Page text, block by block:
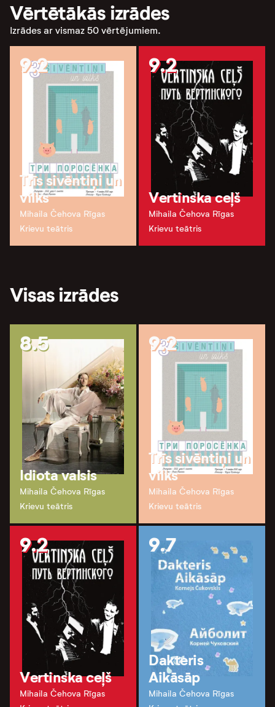
Vērtētākās izrādes
Izrādes ar vismaz 50 vērtējumiem.
9.2
Trīs sivēntiņi un
vilks
Mihaila Čehova Rīgas
Krievu teātris
9.2
Vertinska ceļš
Mihaila Čehova Rīgas
Krievu teātris
Visas izrādes
8.5
Idiota valsis
Mihaila Čehova Rīgas
Krievu teātris
9.2
Trīs sivēntiņi un
vilks
Mihaila Čehova Rīgas
Krievu teātris
9.2
Vertinska ceļš
Mihaila Čehova Rīgas
9.7
Dakteris
Aikāsāp
Mihaila Čehova Rīgas